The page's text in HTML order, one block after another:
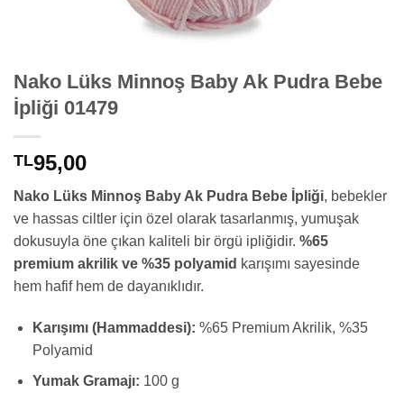
Nako Lüks Minnoş Baby Ak Pudra Bebe
İpliği 01479
TL95,00
Nako Lüks Minnoş Baby Ak Pudra Bebe İpliği, bebekler
ve hassas ciltler için özel olarak tasarlanmış, yumuşak
dokusuyla öne çıkan kaliteli bir örgü ipliğidir. %65
premium akrilik ve %35 polyamid karışımı sayesinde
hem hafif hem de dayanıklıdır.
Karışımı (Hammaddesi): %65 Premium Akrilik, %35
Polyamid
Yumak Gramajı: 100 g